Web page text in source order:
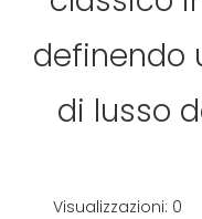
definendo
di lusso
Visualizzazioni: 0